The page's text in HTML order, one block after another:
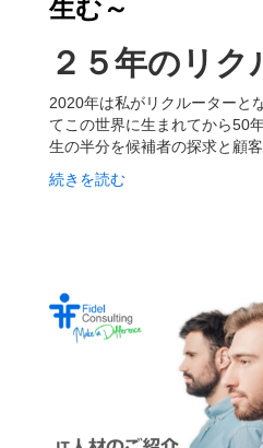
生む～
２５年のリク
2020年は私がリクルーターと
てこの世界に生まれてから50
生の半分を候補者の探求と顧
続きを読む